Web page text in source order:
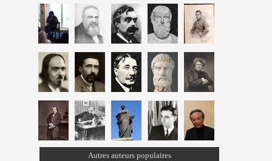
Autres auteurs populaires